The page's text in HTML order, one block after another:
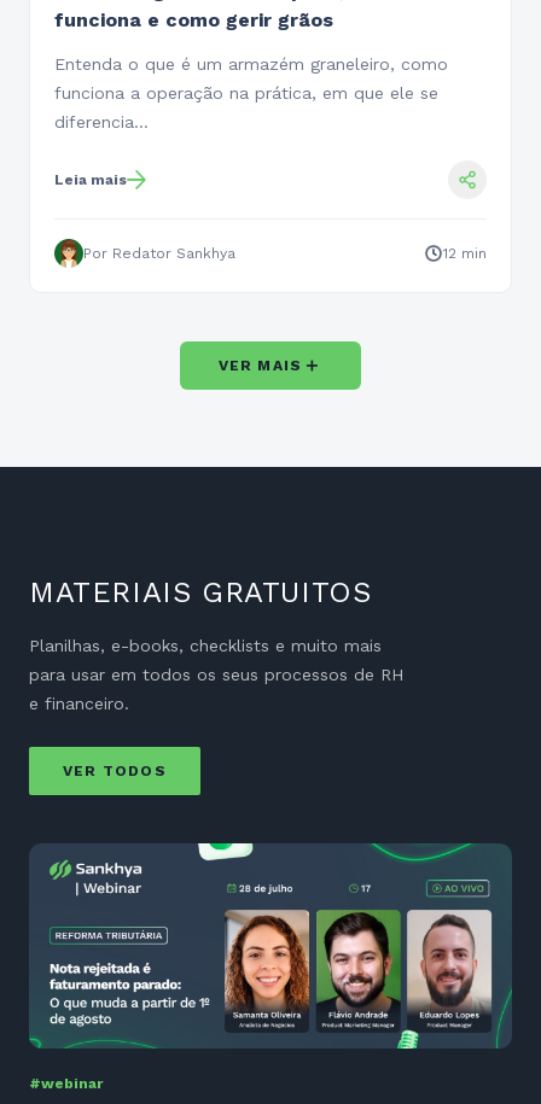
funciona e como gerir grãos
Entenda o que é um armazém graneleiro, como
funciona a operação na prática, em que ele se
diferencia…
Leia mais
Por Redator Sankhya 12 min
VER MAIS ＋
MATERIAIS GRATUITOS
Planilhas, e-books, checklists e muito mais
para usar em todos os seus processos de RH
e financeiro.
VER TODOS
#webinar